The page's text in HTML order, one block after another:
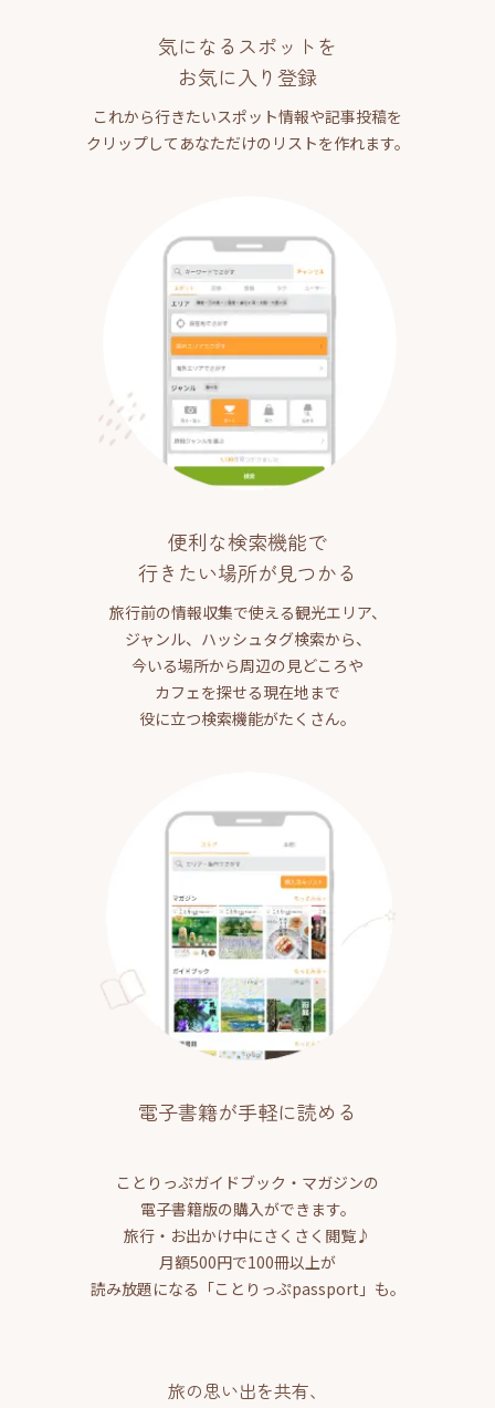
気になるスポットを
お気に入り登録
これから行きたいスポット情報や記事投稿を
クリップしてあなただけのリストを作れます。
便利な検索機能で
行きたい場所が見つかる
旅行前の情報収集で使える観光エリア、
ジャンル、ハッシュタグ検索から、
今いる場所から周辺の見どころや
カフェを探せる現在地まで
役に立つ検索機能がたくさん。
電子書籍が手軽に読める
ことりっぷガイドブック・マガジンの
電子書籍版の購入ができます。
旅行・お出かけ中にさくさく閲覧♪
月額500円で100冊以上が
読み放題になる「ことりっぷpassport」も。
旅の思い出を共有、